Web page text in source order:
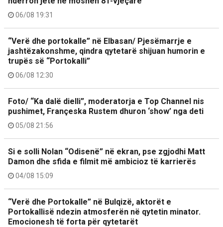
06/08 19:31
“Verë dhe portokalle” në Elbasan/ Pjesëmarrje e
jashtëzakonshme, qindra qytetarë shijuan humorin e
trupës së “Portokalli”
06/08 12:30
Foto/ “Ka dalë dielli”, moderatorja e Top Channel nis
pushimet, Françeska Rustem dhuron ‘show’ nga deti
05/08 21:56
Si e solli Nolan “Odisenë” në ekran, pse zgjodhi Matt
Damon dhe sfida e filmit më ambicioz të karrierës
04/08 15:09
“Verë dhe Portokalle” në Bulqizë, aktorët e
Portokallisë ndezin atmosferën në qytetin minator.
Emocionesh të forta për qytetarët